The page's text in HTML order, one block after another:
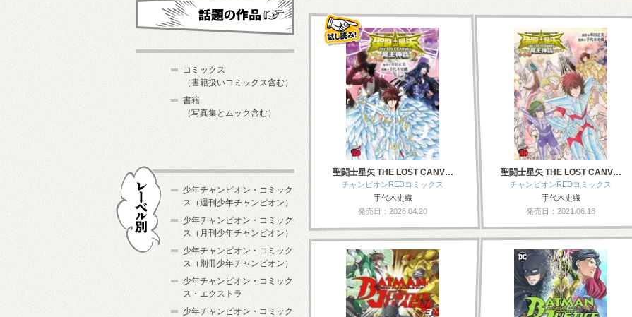
聖闘士星矢 THE LOST CANV…
チャンピオンREDコミックス
手代木史織
発売日：2026.04.20
聖闘士星矢 THE LOST CANV…
チャンピオンREDコミックス
手代木史織
発売日：2021.06.18
コミックス
（書籍扱いコミックス含む）
書籍
（写真集とムック含む）
少年チャンピオン・コミック
ス（週刊少年チャンピオン）
少年チャンピオン・コミック
ス（月刊少年チャンピオン）
少年チャンピオン・コミック
ス（別冊少年チャンピオン）
少年チャンピオン・コミック
ス・エクストラ
少年チャンピオン・コミック